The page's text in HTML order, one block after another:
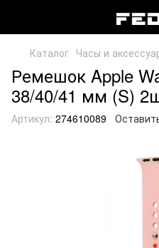
Каталог Часы и
Ремешок Apple
38/40/41 мм (S)
Артикул: 274610089